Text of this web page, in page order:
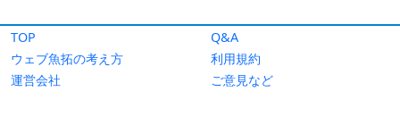
TOP
Q&A
ウェブ魚拓の考え方
利用規約
運営会社
ご意見など